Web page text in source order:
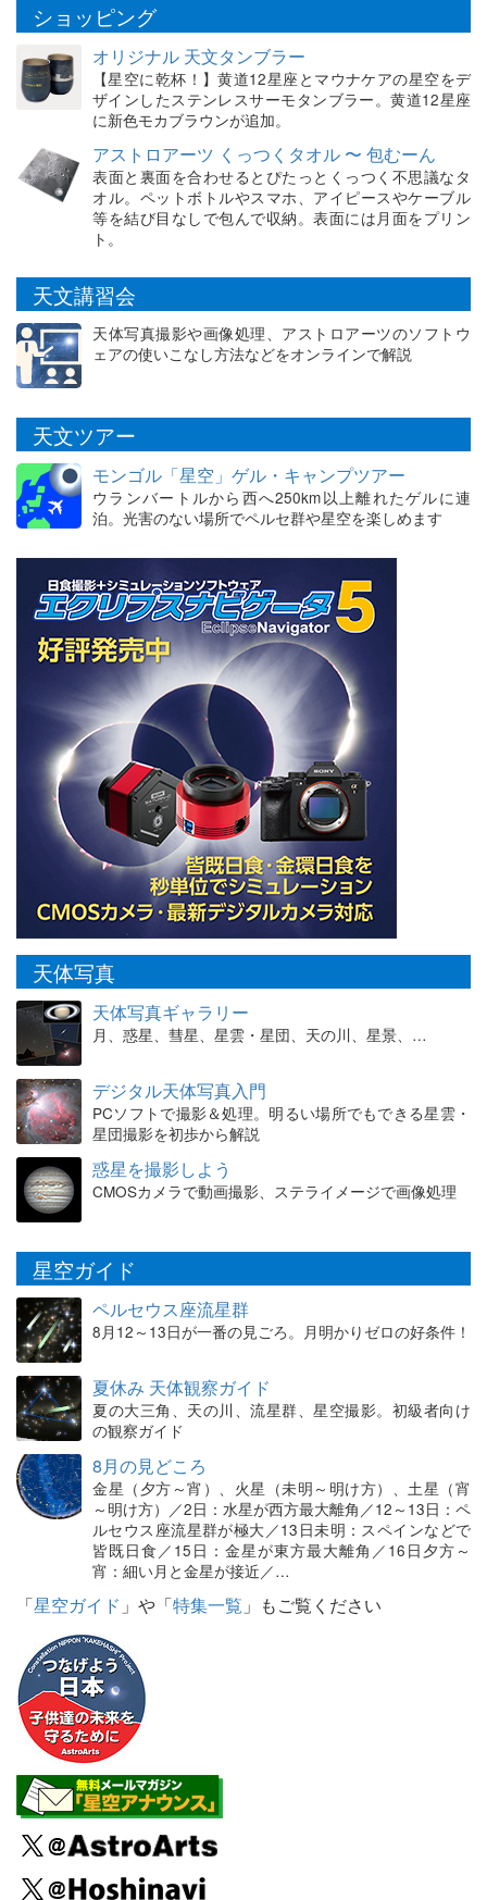
ショッピング
オリジナル 天文タンブラー
【星空に乾杯！】黄道12星座とマウナケアの星空をデ
ザインしたステンレスサーモタンブラー。黄道12星座
に新色モカブラウンが追加。
アストロアーツ くっつくタオル 〜 包むーん
表面と裏面を合わせるとぴたっとくっつく不思議なタ
オル。ペットボトルやスマホ、アイピースやケーブル
等を結び目なしで包んで収納。表面には月面をプリン
ト。
天文講習会
天体写真撮影や画像処理、アストロアーツのソフトウ
ェアの使いこなし方法などをオンラインで解説
天文ツアー
モンゴル「星空」ゲル・キャンプツアー
ウランバートルから西へ250km以上離れたゲルに連
泊。光害のない場所でペルセ群や星空を楽しめます
天体写真
天体写真ギャラリー
月、惑星、彗星、星雲・星団、天の川、星景、…
デジタル天体写真入門
PCソフトで撮影＆処理。明るい場所でもできる星雲・
星団撮影を初歩から解説
惑星を撮影しよう
CMOSカメラで動画撮影、ステライメージで画像処理
星空ガイド
ペルセウス座流星群
8月12～13日が一番の見ごろ。月明かりゼロの好条件！
夏休み 天体観察ガイド
夏の大三角、天の川、流星群、星空撮影。初級者向け
の観察ガイド
8月の見どころ
金星（夕方～宵）、火星（未明～明け方）、土星（宵
～明け方）／2日：水星が西方最大離角／12～13日：ペ
ルセウス座流星群が極大／13日未明：スペインなどで
皆既日食／15日：金星が東方最大離角／16日夕方～
宵：細い月と金星が接近／…
「星空ガイド 」や「特集一覧 」もご覧ください